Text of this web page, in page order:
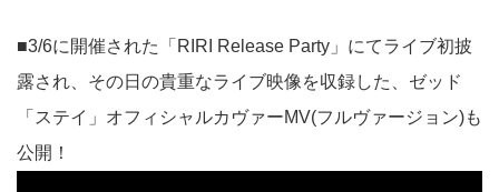
■3/6に開催された「RIRI Release Party」にてライブ初披
露され、その日の貴重なライブ映像を収録した、ゼッド
「ステイ」オフィシャルカヴァーMV(フルヴァージョン)も
公開！